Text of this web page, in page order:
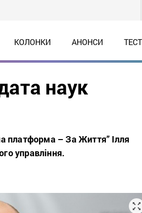
КОЛОНКИ АНОНСИ
наук
платформа – За Життя” Ілля
управління.